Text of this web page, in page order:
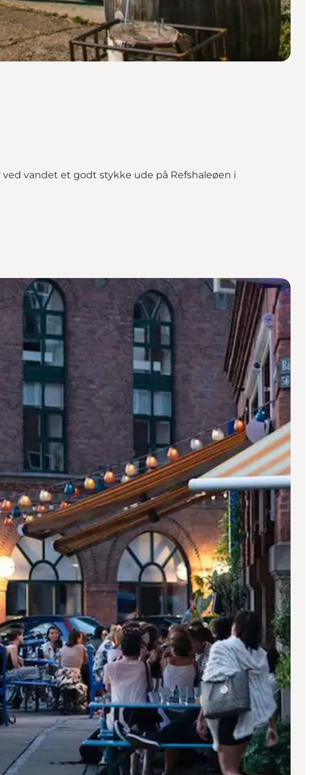
vandet et godt stykke ude på Refshaleøen i